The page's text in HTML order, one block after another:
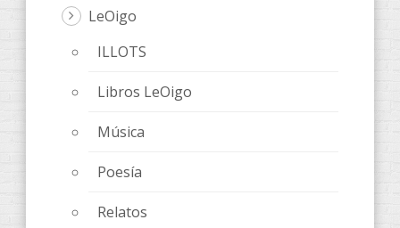
LeOigo
ILLOTS
Libros LeOigo
Música
Poesía
Relatos